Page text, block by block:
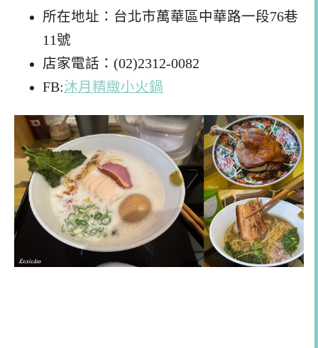
所在地址：台北市萬華區中華路一段76巷
11號
店家電話：(02)2312-0082
FB:沐月精緻小火鍋